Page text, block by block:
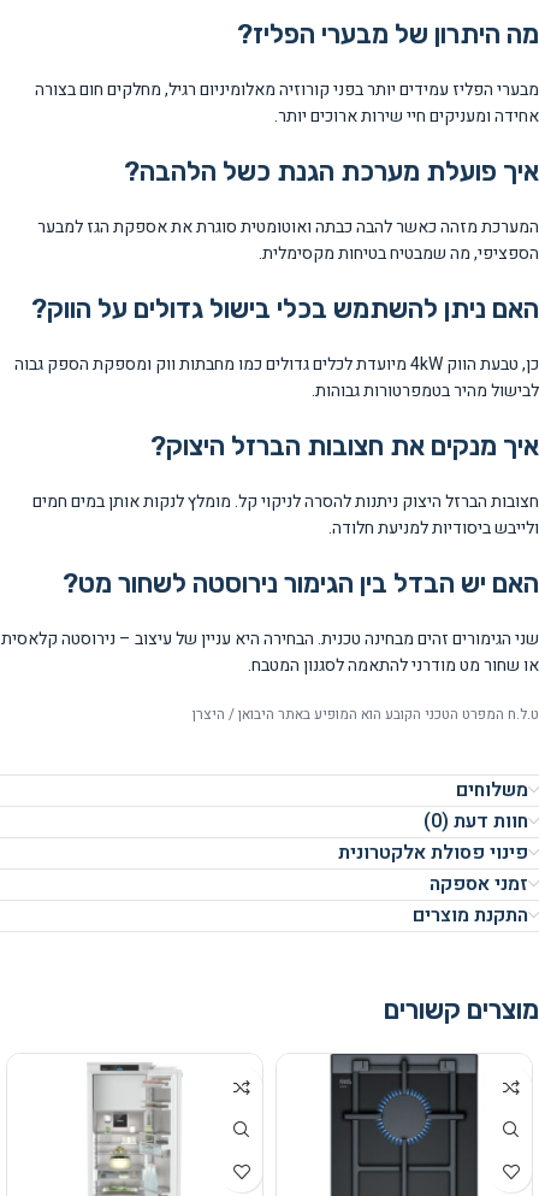
מה היתרון של מבערי הפליז?
מבערי הפליז עמידים יותר בפני קורוזיה מאלומיניום רגיל, מחלקים חום בצורה
אחידה ומעניקים חיי שירות ארוכים יותר.
איך פועלת מערכת הגנת כשל הלהבה?
המערכת מזהה כאשר להבה כבתה ואוטומטית סוגרת את אספקת הגז למבער
הספציפי, מה שמבטיח בטיחות מקסימלית.
האם ניתן להשתמש בכלי בישול גדולים על הווק?
כן, טבעת הווק 4kW מיועדת לכלים גדולים כמו מחבתות ווק ומספקת הספק גבוה
לבישול מהיר בטמפרטורות גבוהות.
איך מנקים את חצובות הברזל היצוק?
חצובות הברזל היצוק ניתנות להסרה לניקוי קל. מומלץ לנקות אותן במים חמים
ולייבש ביסודיות למניעת חלודה.
האם יש הבדל בין הגימור נירוסטה לשחור מט?
שני הגימורים זהים מבחינה טכנית. הבחירה היא עניין של עיצוב – נירוסטה קלאסית
או שחור מט מודרני להתאמה לסגנון המטבח.
ט.ל.ח המפרט הטכני הקובע הוא המופיע באתר היבואן / היצרן
משלוחים
חוות דעת (0)
פינוי פסולת אלקטרונית
זמני אספקה
התקנת מוצרים
מוצרים קשורים